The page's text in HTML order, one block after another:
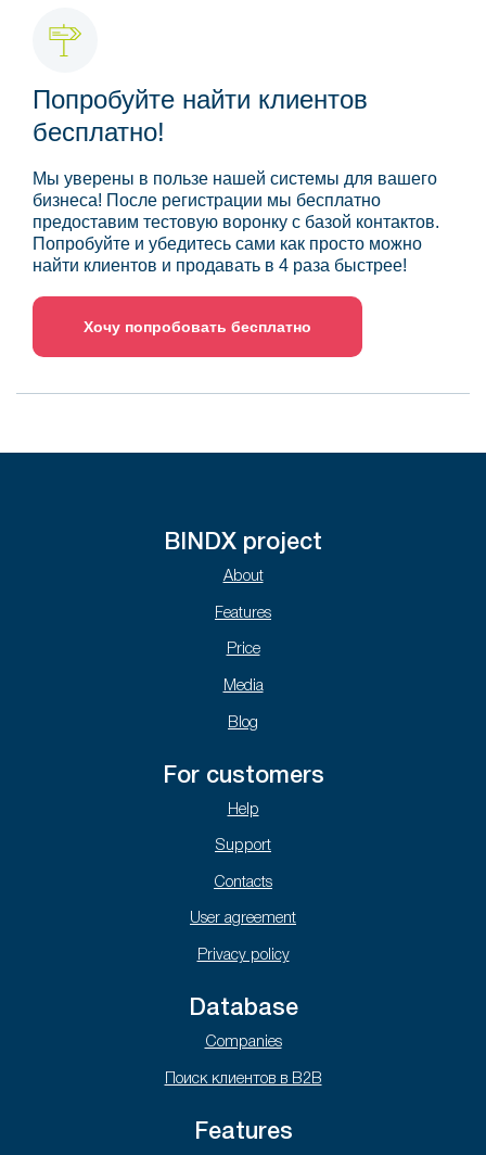
Попробуйте найти клиентов
бесплатно!
Мы уверены в пользе нашей системы для вашего
бизнеса! После регистрации мы бесплатно
предоставим тестовую воронку с базой контактов.
Попробуйте и убедитесь сами как просто можно
найти клиентов и продавать в 4 раза быстрее!
Хочу попробовать бесплатно
BINDX project
About
Features
Price
Media
Blog
For customers
Help
Support
Contacts
User agreement
Privacy policy
Database
Companies
Поиск клиентов в B2B
Features